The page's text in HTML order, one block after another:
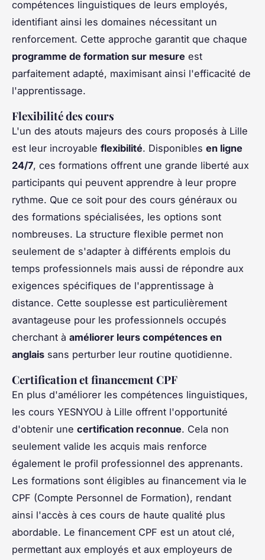
compétences linguistiques de leurs employés,
identifiant ainsi les domaines nécessitant un
renforcement. Cette approche garantit que chaque
programme de formation sur mesure est
parfaitement adapté, maximisant ainsi l'efficacité de
l'apprentissage.
Flexibilité des cours
L'un des atouts majeurs des cours proposés à Lille
est leur incroyable flexibilité. Disponibles en ligne
24/7, ces formations offrent une grande liberté aux
participants qui peuvent apprendre à leur propre
rythme. Que ce soit pour des cours généraux ou
des formations spécialisées, les options sont
nombreuses. La structure flexible permet non
seulement de s'adapter à différents emplois du
temps professionnels mais aussi de répondre aux
exigences spécifiques de l'apprentissage à
distance. Cette souplesse est particulièrement
avantageuse pour les professionnels occupés
cherchant à améliorer leurs compétences en
anglais sans perturber leur routine quotidienne.
Certification et financement CPF
En plus d'améliorer les compétences linguistiques,
les cours YESNYOU à Lille offrent l'opportunité
d'obtenir une certification reconnue. Cela non
seulement valide les acquis mais renforce
également le profil professionnel des apprenants.
Les formations sont éligibles au financement via le
CPF (Compte Personnel de Formation), rendant
ainsi l'accès à ces cours de haute qualité plus
abordable. Le financement CPF est un atout clé,
permettant aux employés et aux employeurs de